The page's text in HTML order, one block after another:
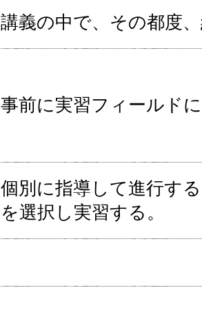
講義の中で、その都度
事前に実習フィールド
個別に指導して進行す
を選択し実習する。